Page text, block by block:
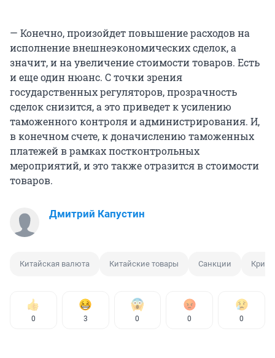
— Конечно, произойдет повышение расходов на
исполнение внешнеэкономических сделок, а
значит, и на увеличение стоимости товаров. Есть
и еще один нюанс. С точки зрения
государственных регуляторов, прозрачность
сделок снизится, а это приведет к усилению
таможенного контроля и администрирования. И,
в конечном счете, к доначислению таможенных
платежей в рамках постконтрольных
мероприятий, и это также отразится в стоимости
товаров.
Дмитрий Капустин
Китайская валюта Китайские товары Санкции
0 3 0 0 0